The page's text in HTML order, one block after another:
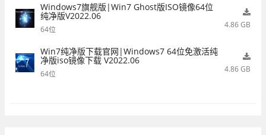
Windows7旗舰版|Win7 Ghost版ISO镜像64位
纯净版V2022.06
64位 4.86 GB
Win7纯净版下载官网|Windows7 64位免激活纯
净版iso镜像下载 V2022.06
64位 4.86 GB